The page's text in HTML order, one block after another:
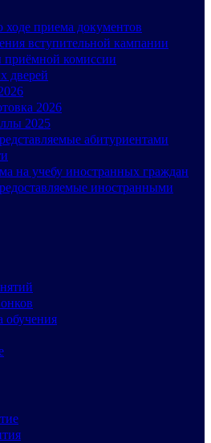
приема документов
вступительной кампании
комиссии
дверей
2026
2025
абитуриентами
на учебу иностранных граждан
иностранными
обучения